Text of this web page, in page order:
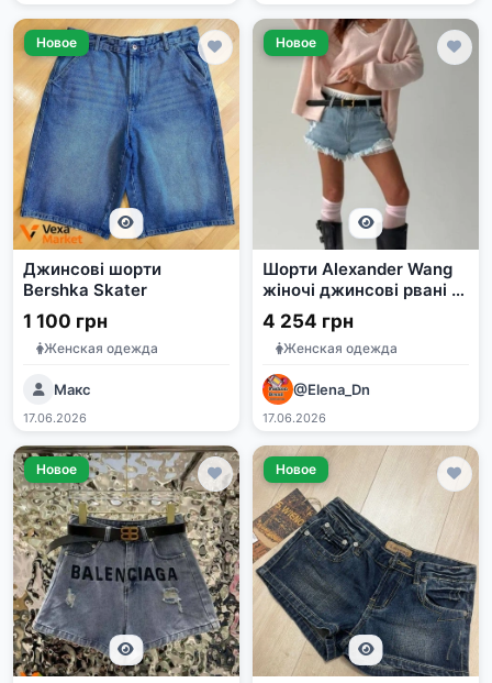
Новое
Джинсові шорти
Bershka Skater
1 100 грн
Женская одежда
Макс
17.06.2026
Новое
Шорти Alexander Wang
жіночі джинсові рвані з
мереживом
4 254 грн
Женская одежда
@Elena_Dn
17.06.2026
Новое Новое